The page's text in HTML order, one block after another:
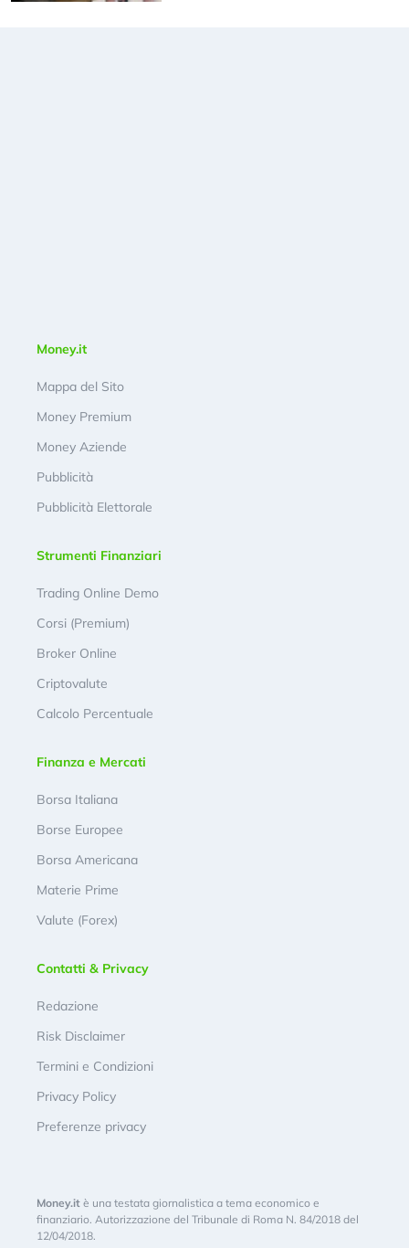
Money.it
Mappa del Sito
Money Premium
Money Aziende
Pubblicità
Pubblicità Elettorale
Strumenti Finanziari
Trading Online Demo
Corsi (Premium)
Broker Online
Criptovalute
Calcolo Percentuale
Finanza e Mercati
Borsa Italiana
Borse Europee
Borsa Americana
Materie Prime
Valute (Forex)
Contatti & Privacy
Redazione
Risk Disclaimer
Termini e Condizioni
Privacy Policy
Preferenze privacy
Money.it è una testata giornalistica a tema economico e
finanziario. Autorizzazione del Tribunale di Roma N. 84/2018 del
12/04/2018.